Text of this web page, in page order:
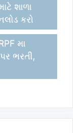
શાળા
કરો
મા
ભરતી,